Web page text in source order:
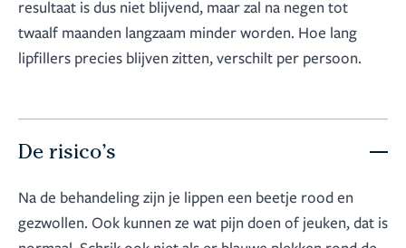
resultaat is dus niet blijvend, maar zal na negen tot
twaalf maanden langzaam minder worden. Hoe lang
lipfillers precies blijven zitten, verschilt per persoon.
De risico’s
Na de behandeling zijn je lippen een beetje rood en
gezwollen. Ook kunnen ze wat pijn doen of jeuken, dat is